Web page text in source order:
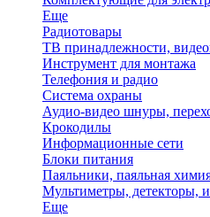
Еще
Радиотовары
ТВ принадлежности,
Инструмент для монтажа
Телефония и радио
Система охраны
Аудио-видео шнуры,
Крокодилы
Информационные сети
Блоки питания
Паяльники, паяльная
Мультиметры, детекторы,
Еще